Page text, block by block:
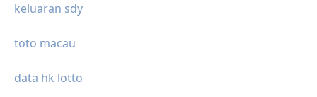
keluaran sdy
toto macau
data hk lotto